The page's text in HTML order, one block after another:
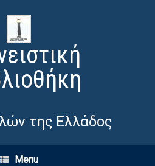
της Ελλάδος
Menu